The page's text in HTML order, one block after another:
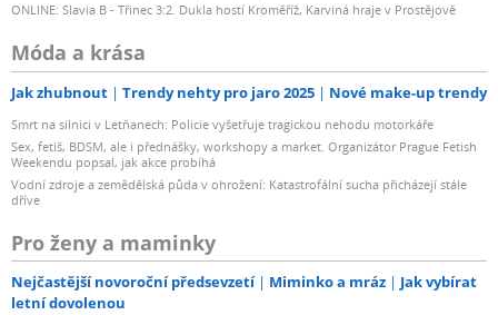
ONLINE: Slavia B - Třinec 3:2. Dukla hostí Kroměříž, Karviná hraje v Prostějově
Móda a krása
Jak zhubnout Trendy nehty pro jaro 2025 Nové make-up trendy
Smrt na silnici v Letňanech: Policie vyšetřuje tragickou nehodu motorkáře
Sex, fetiš, BDSM, ale i přednášky, workshopy a market. Organizátor Prague Fetish
Weekendu popsal, jak akce probíhá
Vodní zdroje a zemědělská půda v ohrožení: Katastrofální sucha přicházejí stále
dříve
Pro ženy a maminky
Nejčastější novoroční předsevzetí Miminko a mráz
Jak vybírat
letní dovolenou